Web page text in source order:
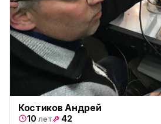
Костиков Андрей
10 лет 42